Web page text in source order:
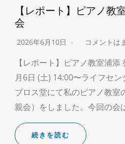
【レポート】ピアノ教
会
2026年6月10日 コメントは
【レポート】ピアノ教室浦
月6日 (土) 14:00〜ライフセ
ブロス堂にて私のピアノ教室
親会）をしました。今回の会
続きを読む